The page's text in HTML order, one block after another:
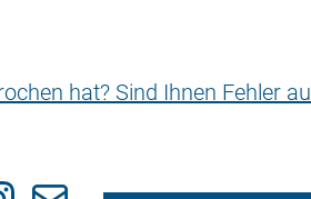
hat? Sind Ihnen Fehler